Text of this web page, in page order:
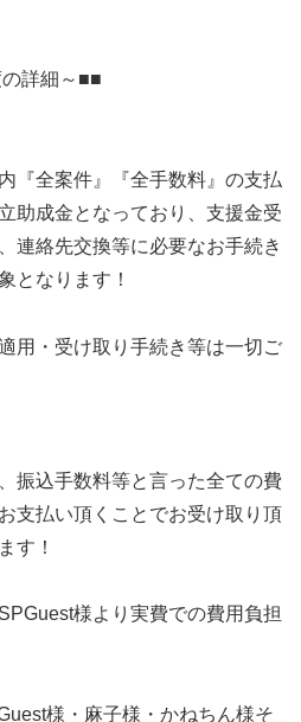
詳細～■■
『全案件』『全手数料』の支払
助成金となっており、支援金受
連絡先交換等に必要なお手続き
となります！
用・受け取り手続き等は一切ご
振込手数料等と言った全ての費
支払い頂くことでお受け取り頂
す！
様より実費での費用負担
様・麻子様・かねちん様そ